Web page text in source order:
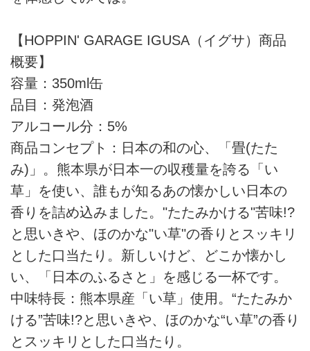
HOPPIN' GARAGEロゴ入りの
「BLUE SEED BAG®」、または
【HOPPIN' GARAGE IGUSA（イグサ）商品
概要】
容量：350ml缶
品目：発泡酒
アルコール分：5%
商品コンセプト：日本の和の心、「畳(たた
み)」。熊本県が日本一の収穫量を誇る「い
草」を使い、誰もが知るあの懐かしい日本の
香りを詰め込みました。"たたみかける"苦味!?
と思いきや、ほのかな"い草"の香りとスッキリ
とした口当たり。新しいけど、どこか懐かし
い、「日本のふるさと」を感じる一杯です。
中味特長：熊本県産「い草」使用。“たたみか
ける”苦味!?と思いきや、ほのかな“い草”の香り
とスッキリとした口当たり。